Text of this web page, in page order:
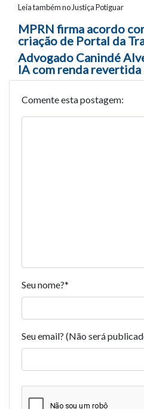
Leia também no Justiça Potiguar
Navegação
MPRN firma acordo
criação de Portal da
Advogado Canindé
IA com renda
Comente esta postagem:
Seu nome?*
Seu email? (Não será